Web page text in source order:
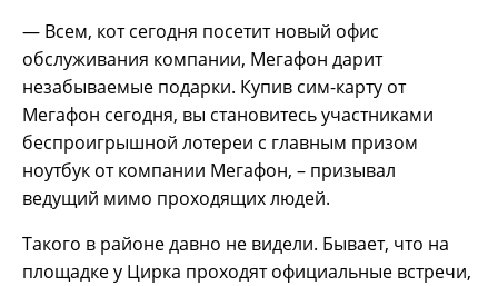
— Всем, кот сегодня посетит новый офис
обслуживания компании, Мегафон дарит
незабываемые подарки. Купив сим-карту от
Мегафон сегодня, вы становитесь участниками
беспроигрышной лотереи с главным призом
ноутбук от компании Мегафон, – призывал
ведущий мимо проходящих людей.
Такого в районе давно не видели. Бывает, что на
площадке у Цирка проходят официальные встречи,